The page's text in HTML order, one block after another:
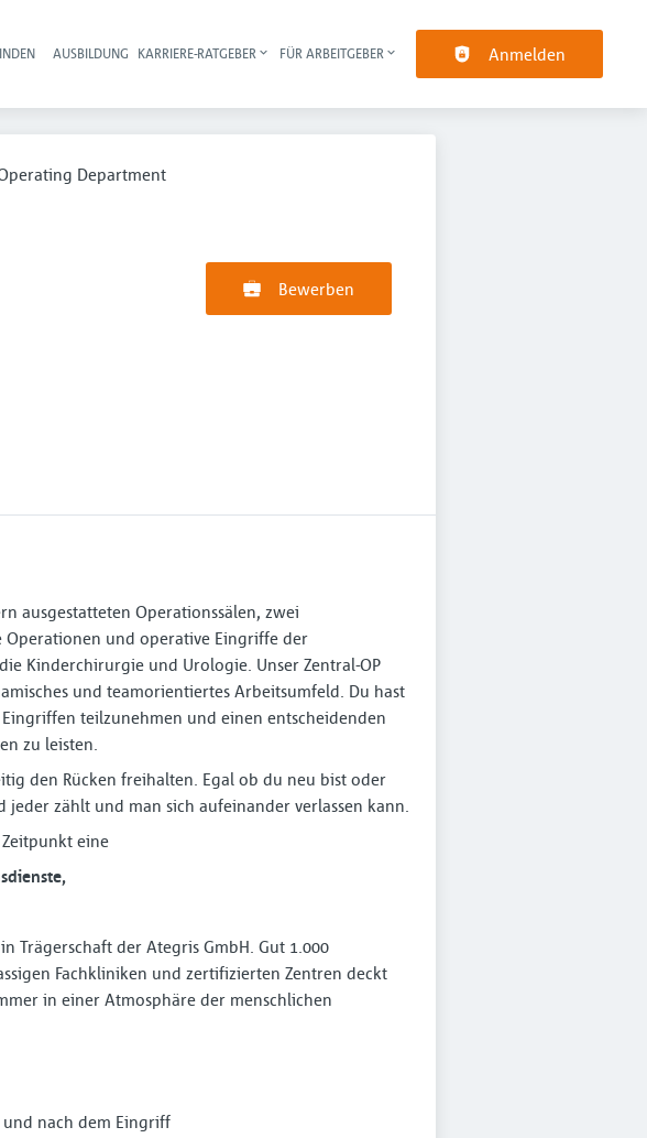
Haupt-Navigation
AUSBILDUNG KARRIERE-RATGEBER FÜR ARBEITGEBER Anmelden
Department
Bewerben
ausgestatteten Operationssälen, zwei
und operative Eingriffe der
Kinderchirurgie und Urologie. Unser Zentral-OP
und teamorientiertes Arbeitsumfeld. Du hast
teilzunehmen und einen entscheidenden
zu leisten.
den Rücken freihalten. Egal ob du neu bist oder
zählt und man sich aufeinander verlassen kann.
eine
Trägerschaft der Ategris GmbH. Gut 1.000
Fachkliniken und zertifizierten Zentren deckt
in einer Atmosphäre der menschlichen
nach dem Eingriff